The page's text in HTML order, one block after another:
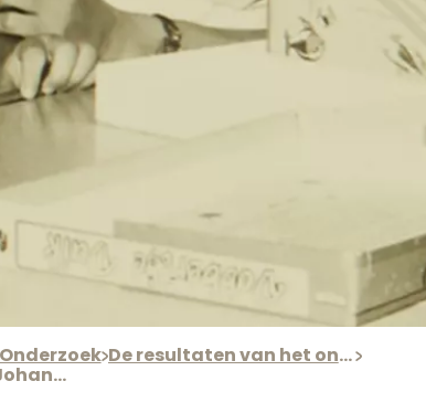
De resultaten van het onderzoek van Irene Jacobs
Maria Wilhelmina Johanna Soulier